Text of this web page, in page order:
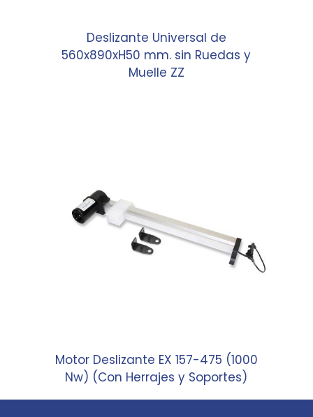
Deslizante Universal de
560x890xH50 mm. sin Ruedas y
Muelle ZZ
Motor Deslizante EX 157-475 (1000
Nw) (Con Herrajes y Soportes)